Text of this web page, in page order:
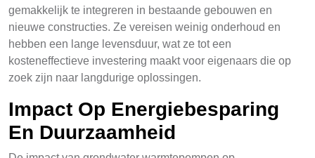
gemakkelijk te integreren in bestaande gebouwen en
nieuwe constructies. Ze vereisen weinig onderhoud en
hebben een lange levensduur, wat ze tot een
kosteneffectieve investering maakt voor eigenaars die op
zoek zijn naar langdurige oplossingen.
Impact Op Energiebesparing
En Duurzaamheid